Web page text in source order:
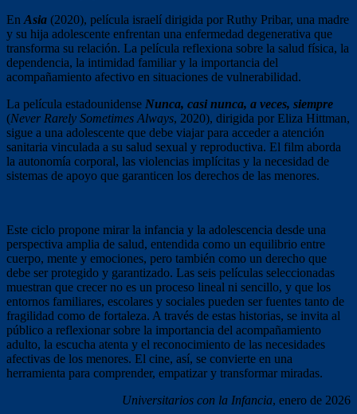
En Asia (2020), película israelí dirigida por Ruthy Pribar, una madre
y su hija adolescente enfrentan una enfermedad degenerativa que
transforma su relación. La película reflexiona sobre la salud física, la
dependencia, la intimidad familiar y la importancia del
acompañamiento afectivo en situaciones de vulnerabilidad.
La película estadounidense Nunca, casi nunca, a veces, siempre
(Never Rarely Sometimes Always, 2020), dirigida por Eliza Hittman,
sigue a una adolescente que debe viajar para acceder a atención
sanitaria vinculada a su salud sexual y reproductiva. El film aborda
la autonomía corporal, las violencias implícitas y la necesidad de
sistemas de apoyo que garanticen los derechos de las menores.
Este ciclo propone mirar la infancia y la adolescencia desde una
perspectiva amplia de salud, entendida como un equilibrio entre
cuerpo, mente y emociones, pero también como un derecho que
debe ser protegido y garantizado. Las seis películas seleccionadas
muestran que crecer no es un proceso lineal ni sencillo, y que los
entornos familiares, escolares y sociales pueden ser fuentes tanto de
fragilidad como de fortaleza. A través de estas historias, se invita al
público a reflexionar sobre la importancia del acompañamiento
adulto, la escucha atenta y el reconocimiento de las necesidades
afectivas de los menores. El cine, así, se convierte en una
herramienta para comprender, empatizar y transformar miradas.
Universitarios con la Infancia, enero de 2026